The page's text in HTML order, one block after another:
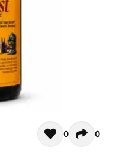
keinen Kommentar.
0 0